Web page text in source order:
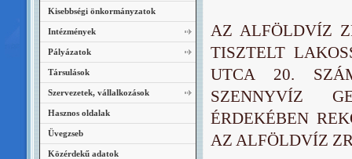
AZ ALFÖLDVÍZ
TISZTELT
UTCA 20.
SZENNYVÍZ
ÉRDEKÉBEN
AZ ALFÖLDVÍZ
Kisebbségi önkormányzatok
Intézmények
Pályázatok
Társulások
Szervezetek, vállalkozások
Hasznos oldalak
Üvegzseb
Közérdekű adatok